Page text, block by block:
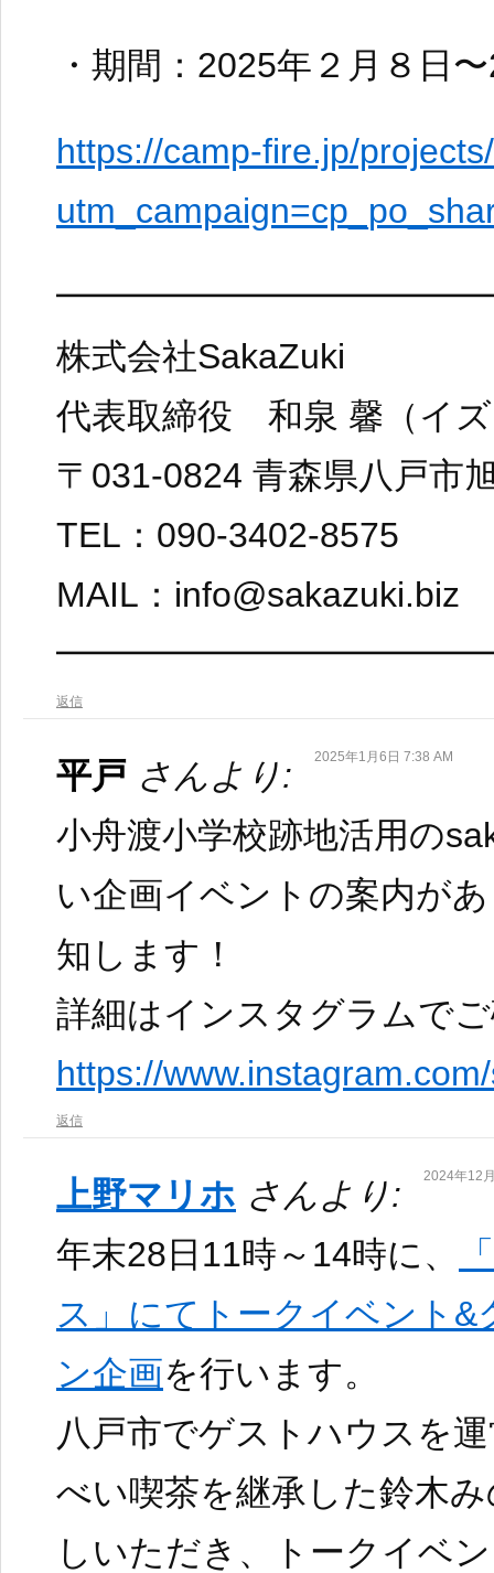
・期間：2025年２月８日
https://camp-fire.jp/
株式会社SakaZuki
代表取締役 和泉 馨（イ
〒031-0824 青森県八戸市
TEL：090-3402-8575
MAIL：info@sakazuki.biz
返信
平戸 さんより: 2025年1月6日 7:38 AM
小舟渡小学校跡地活用の
い企画イベントの案内が
知します！
詳細はインスタグラムで
https://
返信
上野マリホ さんより: 2024年12
年末28日11時～14時に、
ス」にてトークイベント&
ン企画を行います。
八戸市でゲストハウスを
べい喫茶を継承した鈴木
しいただき、トークイベ